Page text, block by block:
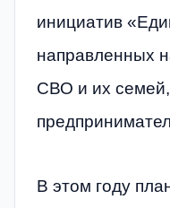
инициатив
направленных
СВО и их семей,
В этом году